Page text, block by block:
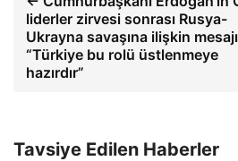
liderler zirvesi sonrası Rusya-
Ukrayna savaşına ilişkin
“Türkiye bu rolü üstlenmeye
hazırdır”
Tavsiye Edilen Haberler